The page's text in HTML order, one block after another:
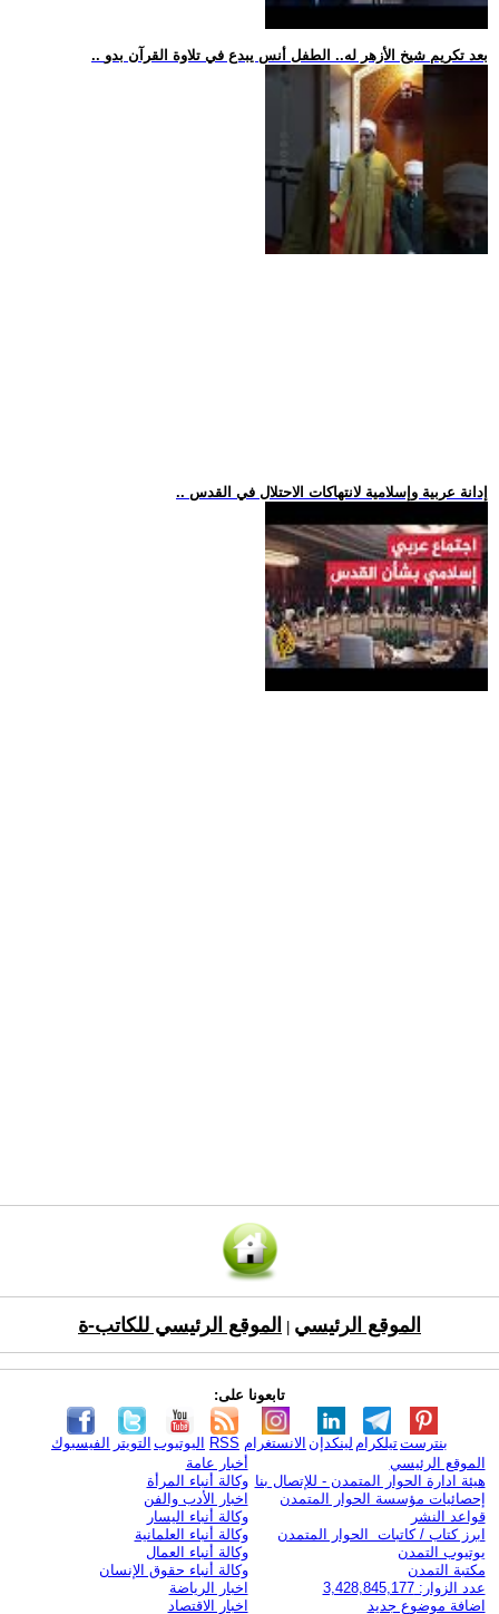
.. بعد تكريم شيخ الأزهر له.. الطفل أنس يبدع في تلاوة القرآن بدو
.. إدانة عربية وإسلامية لانتهاكات الاحتلال في القدس
الموقع الرئيسي الموقع الرئيسي للكاتب-ة
تابعونا على:
الفيسبوك التويتر اليوتيوب RSS الانستغرام لينكدإن تيلكرامبنترست
الموقع الرئيسي
هيئة ادارة الحوار المتمدن - للإتصال بنا
إحصائيات مؤسسة الحوار المتمدن
قواعد النشر
ابرز كتاب / كاتبات الحوار المتمدن
يوتيوب التمدن
مكتبة التمدن
عدد الزوار: 3,428,845,177
اضافة موضوع جديد
أخبار عامة
وكالة أنباء المرأة
اخبار الأدب والفن
وكالة أنباء اليسار
وكالة أنباء العلمانية
وكالة أنباء العمال
وكالة أنباء حقوق الإنسان
اخبار الرياضة
اخبار الاقتصاد